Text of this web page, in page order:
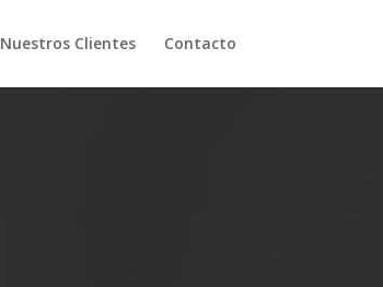
Nuestros Clientes Contacto